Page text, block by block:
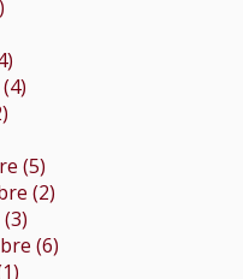
(5)
(2)
(6)